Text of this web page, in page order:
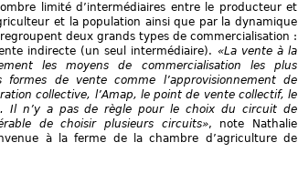
limité d’intermédiaires entre le producteur et
et la population ainsi que par la dynamique
deux grands types de commercialisation :
indirecte (un seul intermédiaire). «La vente à la
les moyens de commercialisation les plus
de vente comme l’approvisionnement de
collective, l’Amap, le point de vente collectif, le
Il n’y a pas de règle pour le choix du circuit de
de choisir plusieurs circuits», note Nathalie
à la ferme de la chambre d’agriculture de